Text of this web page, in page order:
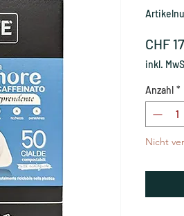
CHF
inkl.
Anzahl *
Nicht